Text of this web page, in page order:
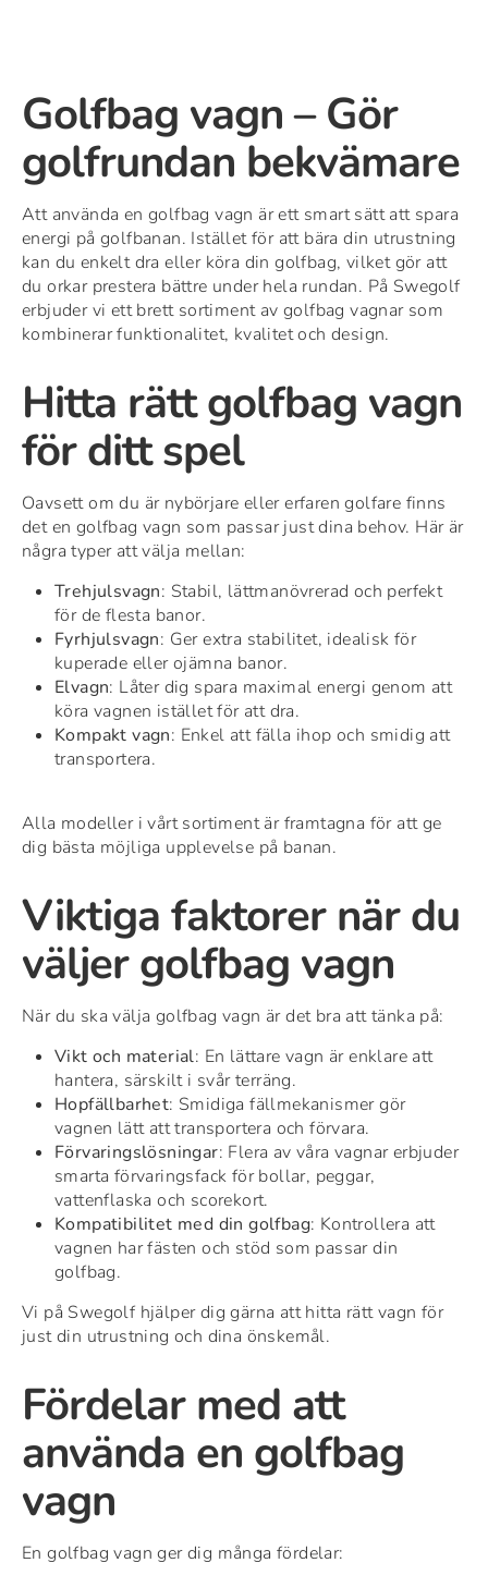
Golfbag vagn – Gör
golfrundan bekvämare
Att använda en golfbag vagn är ett smart sätt att spara
energi på golfbanan. Istället för att bära din utrustning
kan du enkelt dra eller köra din golfbag, vilket gör att
du orkar prestera bättre under hela rundan. På Swegolf
erbjuder vi ett brett sortiment av golfbag vagnar som
kombinerar funktionalitet, kvalitet och design.
Hitta rätt golfbag vagn
för ditt spel
Oavsett om du är nybörjare eller erfaren golfare finns
det en golfbag vagn som passar just dina behov. Här är
några typer att välja mellan:
Trehjulsvagn: Stabil, lättmanövrerad och perfekt
för de flesta banor.
Fyrhjulsvagn: Ger extra stabilitet, idealisk för
kuperade eller ojämna banor.
Elvagn: Låter dig spara maximal energi genom att
köra vagnen istället för att dra.
Kompakt vagn: Enkel att fälla ihop och smidig att
transportera.
Alla modeller i vårt sortiment är framtagna för att ge
dig bästa möjliga upplevelse på banan.
Viktiga faktorer när du
väljer golfbag vagn
När du ska välja golfbag vagn är det bra att tänka på:
Vikt och material: En lättare vagn är enklare att
hantera, särskilt i svår terräng.
Hopfällbarhet: Smidiga fällmekanismer gör
vagnen lätt att transportera och förvara.
Förvaringslösningar: Flera av våra vagnar erbjuder
smarta förvaringsfack för bollar, peggar,
vattenflaska och scorekort.
Kompatibilitet med din golfbag: Kontrollera att
vagnen har fästen och stöd som passar din
golfbag.
Vi på Swegolf hjälper dig gärna att hitta rätt vagn för
just din utrustning och dina önskemål.
Fördelar med att
använda en golfbag
vagn
En golfbag vagn ger dig många fördelar: